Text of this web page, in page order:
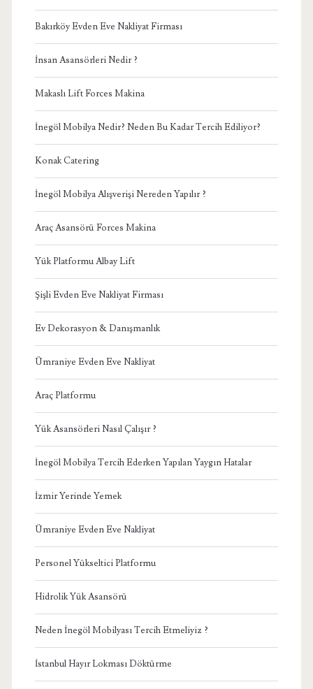
Bakırköy Evden Eve Nakliyat Firması
İnsan Asansörleri Nedir ?
Makaslı Lift Forces Makina
İnegöl Mobilya Nedir? Neden Bu Kadar Tercih Ediliyor?
Konak Catering
İnegöl Mobilya Alışverişi Nereden Yapılır ?
Araç Asansörü Forces Makina
Yük Platformu Albay Lift
Şişli Evden Eve Nakliyat Firması
Ev Dekorasyon & Danışmanlık
Ümraniye Evden Eve Nakliyat
Araç Platformu
Yük Asansörleri Nasıl Çalışır ?
İnegöl Mobilya Tercih Ederken Yapılan Yaygın Hatalar
İzmir Yerinde Yemek
Ümraniye Evden Eve Nakliyat
Personel Yükseltici Platformu
Hidrolik Yük Asansörü
Neden İnegöl Mobilyası Tercih Etmeliyiz ?
İstanbul Hayır Lokması Döktürme